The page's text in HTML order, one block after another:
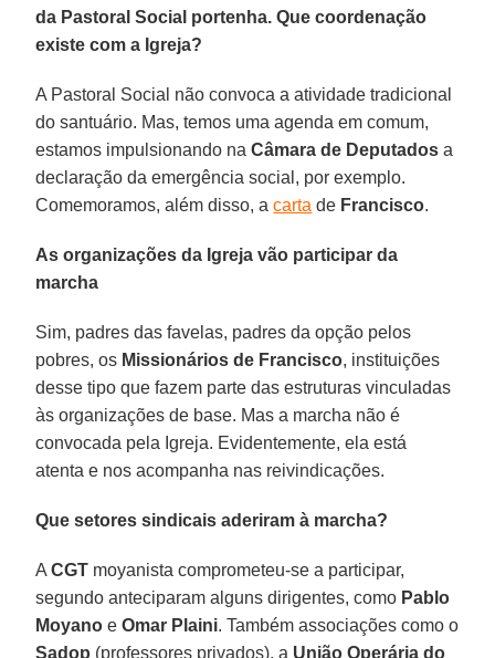
da Pastoral Social portenha. Que coordenação
existe com a Igreja?
A Pastoral Social não convoca a atividade tradicional
do santuário. Mas, temos uma agenda em comum,
estamos impulsionando naCâmara de Deputados a
declaração da emergência social, por exemplo.
Comemoramos, além disso, acarta de Francisco.
As organizações da Igreja vão participar da
marcha
Sim, padres das favelas, padres da opção pelos
pobres, os Missionários de Francisco, instituições
desse tipo que fazem parte das estruturas vinculadas
às organizações de base. Mas a marcha não é
convocada pela Igreja. Evidentemente, ela está
atenta e nos acompanha nas reivindicações.
Que setores sindicais aderiram à marcha?
ACGT moyanista comprometeu-se a participar,
segundo anteciparam alguns dirigentes, como Pablo
Moyano eOmar Plaini. Também associações como o
Sadop (professores privados), a União Operária do